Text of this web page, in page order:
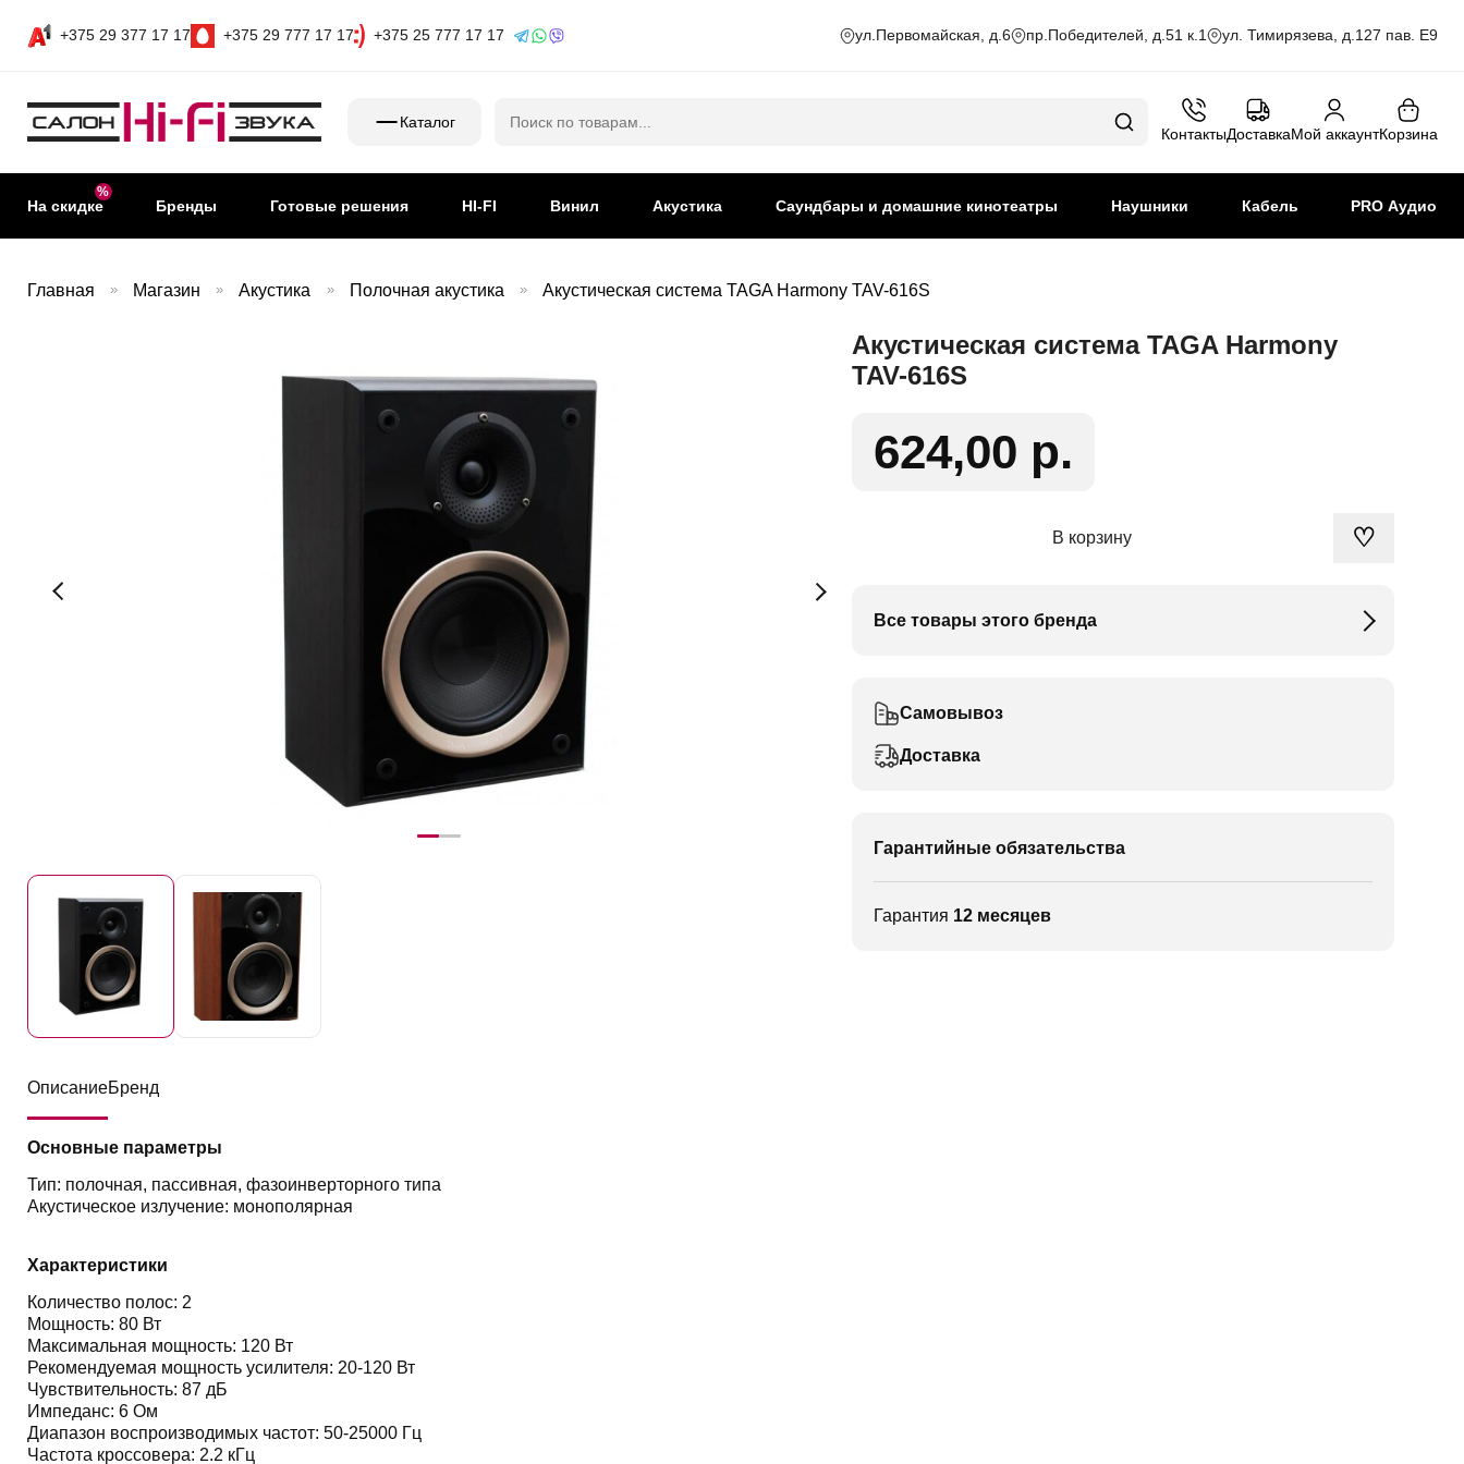
+375 29 377 17 17 +375 29 777 17 17 +375 25 777 17 17 ул.Первомайская, д.6 пр.Победителей, д.51 к.1 ул. Тимирязева, д.127 пав. Е9
Каталог
КонтактыДоставкаМой аккаунтКорзина
На скидке Бренды Готовые решения HI-FI Винил Акустика Саундбары и домашние кинотеатры Наушники Кабель PRO Аудио
Главная » Магазин » Акустика » Полочная акустика » Акустическая система TAGA Harmony TAV-616S
Акустическая система TAGA Harmony
TAV-616S
624,00 р.
В корзину ♡
Все товары этого бренда
Самовывоз
Доставка
Гарантийные обязательства
Гарантия 12 месяцев
ОписаниеБренд
Основные параметры
Тип: полочная, пассивная, фазоинверторного типа
Акустическое излучение: монополярная
Характеристики
Количество полос: 2
Мощность: 80 Вт
Максимальная мощность: 120 Вт
Рекомендуемая мощность усилителя: 20-120 Вт
Чувствительность: 87 дБ
Импеданс: 6 Ом
Диапазон воспроизводимых частот: 50-25000 Гц
Частота кроссовера: 2.2 кГц